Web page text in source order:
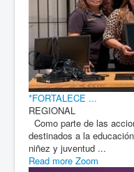
*FORTALECE ...
REGIONAL
Como parte de las
destinados a la
niñez y juventud ...
Read more Zoom